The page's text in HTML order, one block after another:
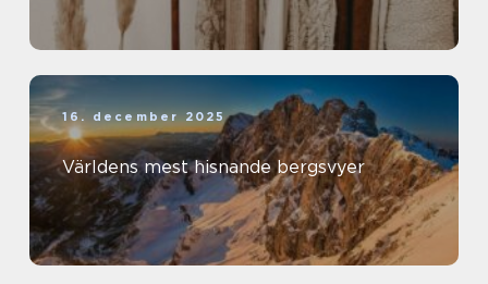
16. december 2025
Världens mest hisnande bergsvyer